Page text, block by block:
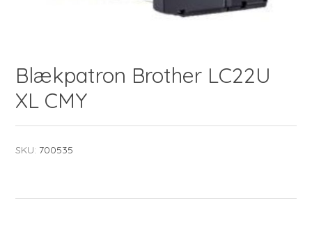
Blækpatron Brother LC22U
XL CMY
SKU: 700535